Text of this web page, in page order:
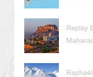
Replay